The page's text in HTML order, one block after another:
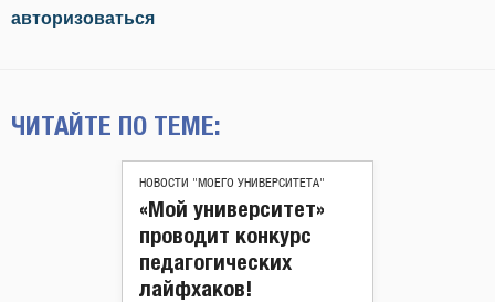
авторизоваться
ЧИТАЙТЕ ПО ТЕМЕ:
НОВОСТИ "МОЕГО УНИВЕРСИТЕТА"
«Мой университет»
проводит конкурс
педагогических
лайфхаков!